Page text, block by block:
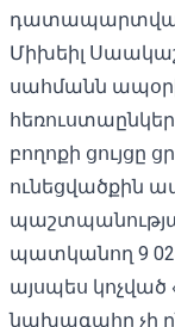
Միխեիլ
սահմանն
բողոքի ցույցը
ունեցվածքին
պատկանող 9
այսպես կոչված
նախագահը չի